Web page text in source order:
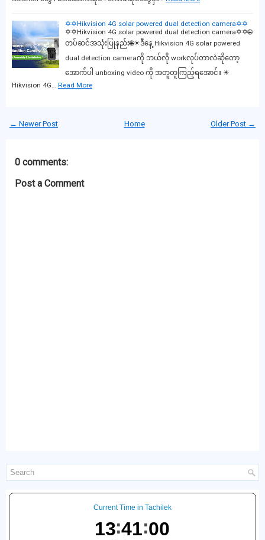
✡️✡️Hikvision 4G solar powered dual detection camera✡️✡️
✡️✡️Hikvision 4G solar powered dual detection camera✡️✡️🌐
တပ်ဆင်အသုံးပြုနည်း🌐☀ဒီနေ့ Hikvision 4G solar powered
dual detection cameraကို ဘယ်လို workလုပ်တာလဲဆိုတော့
အောက်ပါ unboxing video ကို အတူတူကြည့်ရအောင်။ ☀
Hikvision 4G…
Read More
← Newer Post Older Post →
Home
0 comments:
Post a Comment
Current Time in Tachilek
13 41 01